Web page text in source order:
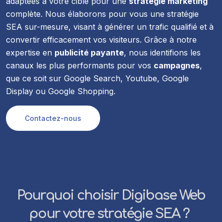
complète. Nous élaborons pour vous une stratégie
SEA sur-mesure, visant à générer un trafic qualifié et à
convertir efficacement vos visiteurs. Grâce à notre
expertise en publicité payante, nous identifions les
canaux les plus performants pour vos campagnes,
que ce soit sur Google Search, Youtube, Google
Display ou Google Shopping.
Contactez-nous
Pourquoi choisir Digibase Web
pour votre stratégie SEA ?